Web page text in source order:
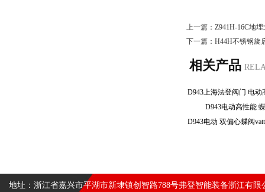
上一篇： Z941H-16C地
下一篇： H44H不锈钢旋
相关产品
D943电动高性能
地址：浙江省嘉兴市平湖市新埭镇创智路788号弗登智能装备浙江有限